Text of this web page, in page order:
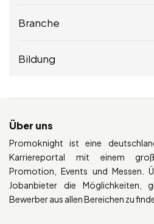
Branche
Bildung
Über uns
Promoknight ist eine
Karriereportal mit einem
Promotion, Events und Messen.
Jobanbieter die Möglichkeiten,
Bewerber aus allen Bereichen zu